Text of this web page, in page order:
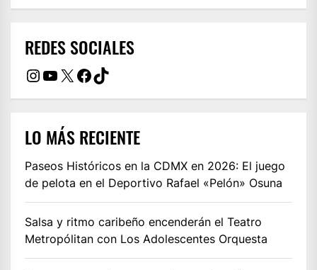
REDES SOCIALES
Instagram
YouTube
X Facebook
TikTok
LO MÁS RECIENTE
Paseos Históricos en la CDMX en 2026: El juego
de pelota en el Deportivo Rafael «Pelón» Osuna
Salsa y ritmo caribeño encenderán el Teatro
Metropólitan con Los Adolescentes Orquesta